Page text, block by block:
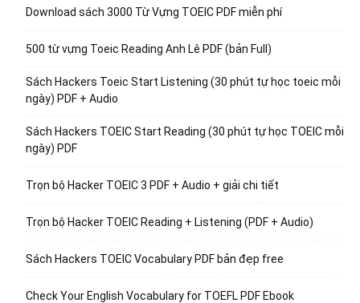
Download sách 3000 Từ Vựng TOEIC PDF miễn phí
500 từ vựng Toeic Reading Anh Lê PDF (bản Full)
Sách Hackers Toeic Start Listening (30 phút tự học toeic mỗi
ngày) PDF + Audio
Sách Hackers TOEIC Start Reading (30 phút tự học TOEIC mỗi
ngày) PDF
Trọn bộ Hacker TOEIC 3 PDF + Audio + giải chi tiết
Trọn bộ Hacker TOEIC Reading + Listening (PDF + Audio)
Sách Hackers TOEIC Vocabulary PDF bản đẹp free
Check Your English Vocabulary for TOEFL PDF Ebook